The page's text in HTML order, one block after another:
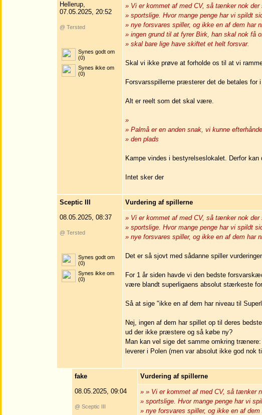
Hellerup,
07.05.2025, 20:52
@ Tersted
Synes godt om
(0)
Synes ikke om
(0)
» Vi er kommet af med CV, så tænker nok
» sportslige. Hvor mange penge har vi spildt
» nye forsvares spiller, og ikke en af dem har
» ingen grund til at fyrer Birk, han skal nok få
» skal bare lige have skiftet et helt forsvar.
Skal vi ikke prøve at forholde os til at vi
Forsvarsspillerne præsterer det de betales for
Alt er reelt som det skal være.
»
» Palmå er en anden snak, vi kunne
» den plads
Kampe vindes i bestyrelseslokalet. Derfor
Intet sker der
Sceptic III
08.05.2025, 08:37
@ Tersted
Synes godt om
(0)
Synes ikke om
(0)
Vurdering af spillerne
» Vi er kommet af med CV, så tænker nok
» sportslige. Hvor mange penge har vi spildt
» nye forsvares spiller, og ikke en af dem har
Det er så sjovt med sådanne spiller
For 1 år siden havde vi den bedste
være blandt superligaens absolut stærkeste
Så at sige "ikke en af dem har niveau til
Nej, ingen af dem har spillet op til deres
ud der ikke præstere og så købe ny?
Man kan vel sige det samme omkring
leverer i Polen (men var absolut ikke god
fake
08.05.2025, 09:04
@ Sceptic III
Vurdering af spillerne
» » Vi er kommet af med CV, så tænker
» sportslige. Hvor mange penge har vi
» nye forsvares spiller, og ikke en af dem